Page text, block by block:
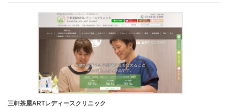
三軒茶屋ARTレディースクリニック